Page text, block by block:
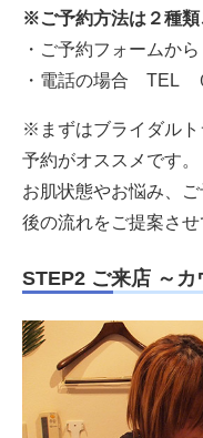
※ご予約方法は２種類
・ ご予約フォームから
・電話の場合 TEL
※まずはブライダルト
予約がオススメです。
お肌状態やお悩み、
後の流れをご提案さ
STEP2 ご来店 ～カ